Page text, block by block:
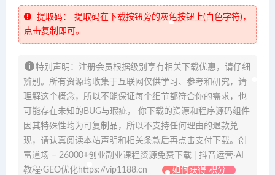
提取码：
提取码在下载按钮旁的灰色按钮上(白色字符)，
点击复制即可。
特别声明：注册会员根据级别享有相关下载优惠，请仔细
辨别。所有资源均收集于互联网仅供学习、参考和研究，请
理解这个概念，所以不能保证每个细节都符合你的需求，也
可能存在未知的BUG与瑕疵， 你下载的资源和程序源码组件
因其特殊性均为可复制品，所以不支持任何理由的退款兑
现，请认真阅读本站声明和相关条款后再点击支付下载。创
富道场 – 26000+创业副业课程资源免费下载 | 抖音运营·AI
教程·GEO优化https://vip1188.cn
如何获得 积分